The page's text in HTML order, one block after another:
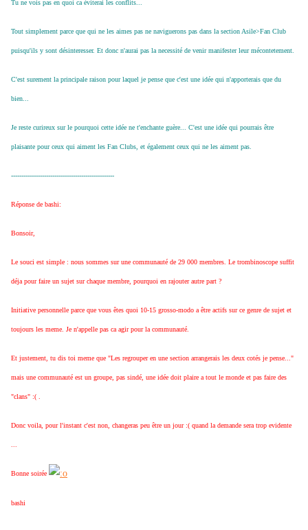
Tu ne vois pas en quoi ca éviterai les conflits...
Tout simplement parce que qui ne les aimes pas ne naviguerons pas dans la section Asile>Fan Club
puisqu'ils y sont désinteresser. Et donc n'aurai pas la necessité de venir manifester leur mécontetement.
C'est surement la principale raison pour laquel je pense que c'est une idée qui n'apporterais que du
bien...
Je reste curireux sur le pourquoi cette idée ne t'enchante guère... C'est une idée qui pourrais être
plaisante pour ceux qui aiment les Fan Clubs, et également ceux qui ne les aiment pas.
--------------------------------------------------
Réponse de bashi:
Bonsoir,
Le souci est simple : nous sommes sur une communauté de 29 000 membres. Le trombinoscope suffit
déja pour faire un sujet sur chaque membre, pourquoi en rajouter autre part ?
Initiative personnelle parce que vous êtes quoi 10-15 grosso-modo a être actifs sur ce genre de sujet et
toujours les meme. Je n'appelle pas ca agir pour la communauté.
Et justement, tu dis toi meme que "Les regrouper en une section arrangerais les deux cotés je pense..."
mais une communauté est un groupe, pas sindé, une idée doit plaire a tout le monde et pas faire des
"clans" :( .
Donc voila, pour l'instant c'est non, changeras peu être un jour :( quand la demande sera trop evidente
...
Bonne soirée
bashi